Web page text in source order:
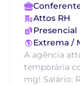
Attos RH
Presencial
Extrema /
A agência
temporária
mg! Salário: